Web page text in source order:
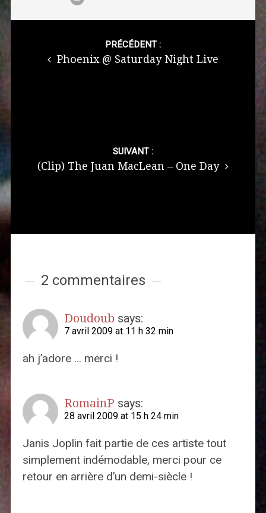
PRÉCÉDENT :
Phoenix @ Saturday Night Live
SUIVANT :
(Clip) The Juan MacLean – One Day
2 commentaires
Doudoub says:
7 avril 2009 at 11 h 32 min
ah j’adore … merci !
RomainP says:
28 avril 2009 at 15 h 24 min
Janis Joplin fait partie de ces artiste tout
simplement indémodable, merci pour ce
retour en arrière d’un demi-siècle !